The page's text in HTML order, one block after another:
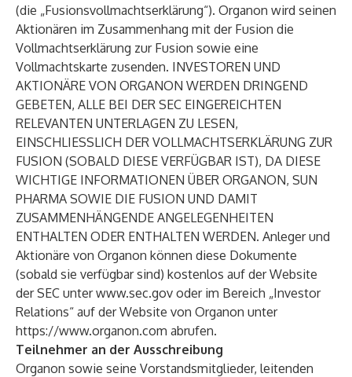
(die „Fusionsvollmachtserklärung“). Organon wird seinen
Aktionären im Zusammenhang mit der Fusion die
Vollmachtserklärung zur Fusion sowie eine
Vollmachtskarte zusenden. INVESTOREN UND
AKTIONÄRE VON ORGANON WERDEN DRINGEND
GEBETEN, ALLE BEI DER SEC EINGEREICHTEN
RELEVANTEN UNTERLAGEN ZU LESEN,
EINSCHLIESSLICH DER VOLLMACHTSERKLÄRUNG ZUR
FUSION (SOBALD DIESE VERFÜGBAR IST), DA DIESE
WICHTIGE INFORMATIONEN ÜBER ORGANON, SUN
PHARMA SOWIE DIE FUSION UND DAMIT
ZUSAMMENHÄNGENDE ANGELEGENHEITEN
ENTHALTEN ODER ENTHALTEN WERDEN. Anleger und
Aktionäre von Organon können diese Dokumente
(sobald sie verfügbar sind) kostenlos auf der Website
der SEC unterwww.sec.gov oder im Bereich „Investor
Relations“ auf der Website von Organon unter
https://www.organon.com abrufen.
Teilnehmer an der Ausschreibung
Organon sowie seine Vorstandsmitglieder, leitenden